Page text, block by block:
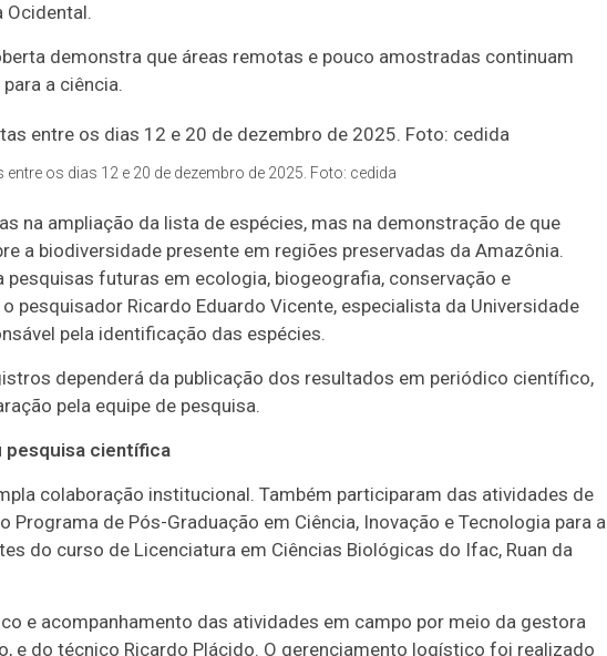
Ocidental.
demonstra que áreas remotas e pouco amostradas continuam
a ciência.
os dias 12 e 20 de dezembro de 2025. Foto: cedida
na ampliação da lista de espécies, mas na demonstração de que
a biodiversidade presente em regiões preservadas da Amazônia.
futuras em ecologia, biogeografia, conservação e
pesquisador Ricardo Eduardo Vicente, especialista da Universidade
pela identificação das espécies.
dependerá da publicação dos resultados em periódico científico,
pela equipe de pesquisa.
pesquisa científica
colaboração institucional. Também participaram das atividades de
Programa de Pós-Graduação em Ciência, Inovação e Tecnologia para a
do curso de Licenciatura em Ciências Biológicas do Ifac, Ruan da
e acompanhamento das atividades em campo por meio da gestora
e do técnico Ricardo Plácido. O gerenciamento logístico foi realizado